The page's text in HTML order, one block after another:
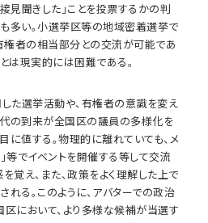
見聞きした」ことを投票するかの判
多い。小選挙区等の地域密着選挙で
者の相当部分との交流が可能であ
は現実的には困難である。
した選挙活動や、有権者の意識を変え
の到来が全国区の議員の多様化を
に値する。物理的に離れていても、メ
等でイベントを開催する等して交流
覚え、また、政策をよく理解した上で
る。このように、アバターでの政治
において、より多様な候補が当選す